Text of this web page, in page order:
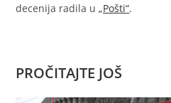
decenija radila u„Pošti“.
PROČITAJTE JOŠ